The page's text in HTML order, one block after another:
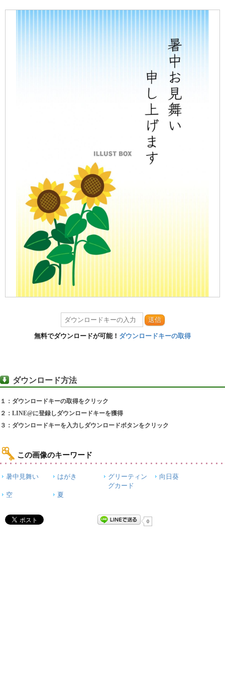
送信
無料でダウンロードが可能！ ダウンロードキーの取得
ダウンロード方法
１：ダウンロードキーの取得をクリック
２：LINE@に登録しダウンロードキーを獲得
３：ダウンロードキーを入力しダウンロードボタンをクリック
この画像のキーワード
暑中見舞い はがき
グリーティン
グカード
向日葵
空 夏
0